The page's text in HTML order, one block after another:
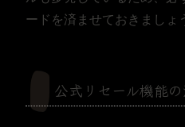
ードを済ませておきましょ
公式リセール機能